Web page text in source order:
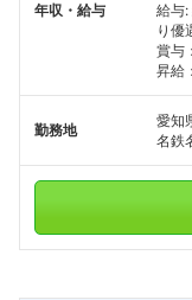
年収・給与
給与:
り優
賞与
昇給
勤務地
愛知
名鉄